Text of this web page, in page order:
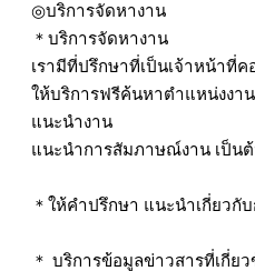
◎บริการจัดหางาน
＊บริการจัดหางาน
เรามีที่ปรึกษาที่เป็นเจ้าหน้าที่
ให้บริการฟรีค้นหาตำแหน่งงา
แนะนำงาน
แนะนำการสัมภาษณ์งาน เป็น
＊ให้คำปรึกษา แนะนำเกี่ยวกั
＊ บริการข้อมูลข่าวสารที่เกี่ย